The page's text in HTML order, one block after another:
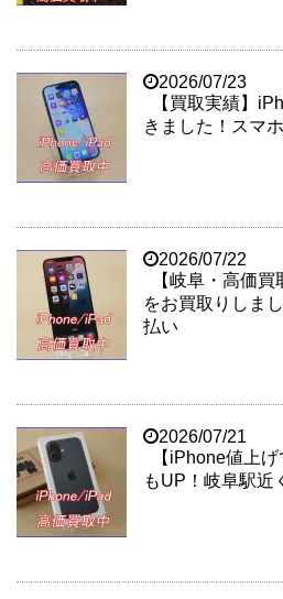
2026/07/23
【買取実績】
きました！スマ
2026/07/22
【岐阜・高価
をお買取りしま
払い
2026/07/21
【iPhone値上
もUP！岐阜駅近